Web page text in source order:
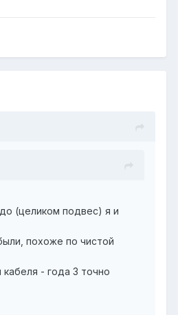
(целиком подвес) я и
похоже по чистой
- года 3 точно